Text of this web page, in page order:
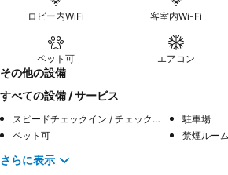
ロビー内WiFi 客室内Wi-Fi
ペット可 エアコン
その他の設備
すべての設備 / サービス
スピードチェックイン / チェックアウト
駐車場
ペット可
禁煙ルーム
さらに表示